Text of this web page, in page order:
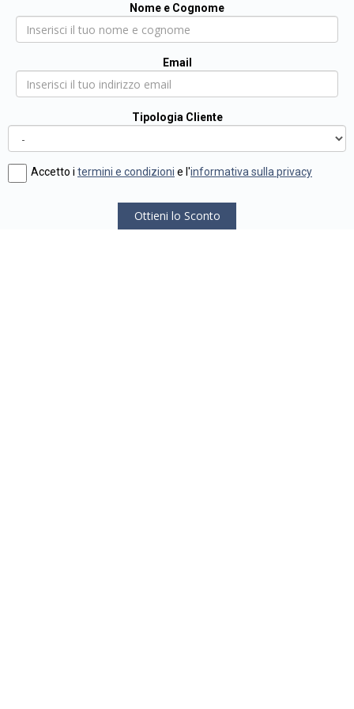
Nome e Cognome
Email
Tipologia Cliente
Accetto i termini e condizioni e l'informativa sulla privacy
Ottieni lo Sconto